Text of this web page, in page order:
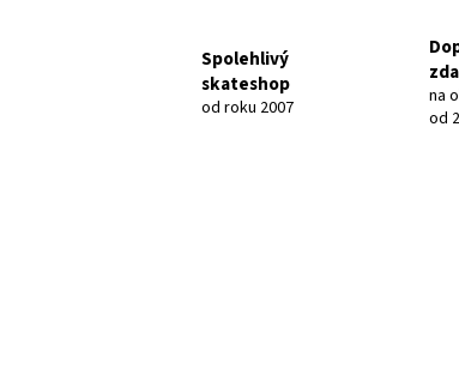
Spolehlivý
skateshop
od roku 2007
na
od